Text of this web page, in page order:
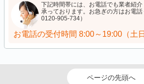
下記時間帯には、お電話でも業者紹
承っております。お急ぎの方はお電話
0120-905-734）
お電話の受付時間 8:00～19:00（土
ページの先頭へ